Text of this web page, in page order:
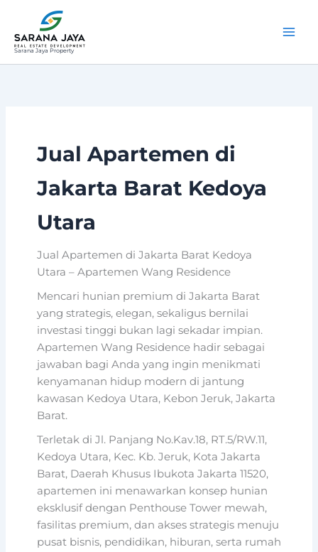
konten
Sarana Jaya Property
Jual Apartemen di
Jakarta Barat Kedoya
Utara
Jual Apartemen di Jakarta Barat Kedoya
Utara – Apartemen Wang Residence
Mencari hunian premium di Jakarta Barat
yang strategis, elegan, sekaligus bernilai
investasi tinggi bukan lagi sekadar impian.
Apartemen Wang Residence hadir sebagai
jawaban bagi Anda yang ingin menikmati
kenyamanan hidup modern di jantung
kawasan Kedoya Utara, Kebon Jeruk, Jakarta
Barat.
Terletak di Jl. Panjang No.Kav.18, RT.5/RW.11,
Kedoya Utara, Kec. Kb. Jeruk, Kota Jakarta
Barat, Daerah Khusus Ibukota Jakarta 11520,
apartemen ini menawarkan konsep hunian
eksklusif dengan Penthouse Tower mewah,
fasilitas premium, dan akses strategis menuju
pusat bisnis, pendidikan, hiburan, serta rumah